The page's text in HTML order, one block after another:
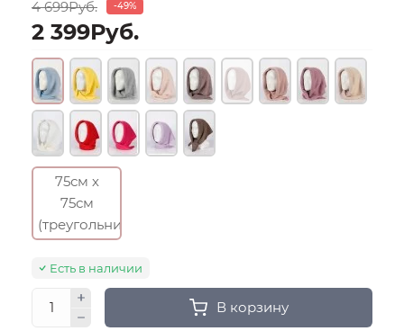
4 699Руб. -49%
2 399Руб.
75см х
75см
(треугольник)
Есть в наличии
В корзину